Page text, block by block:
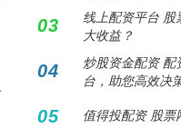
03
线上配资平台 股
大收益？
04
炒股资金配资 配
台，助您高效决
05 值得投配资 股票